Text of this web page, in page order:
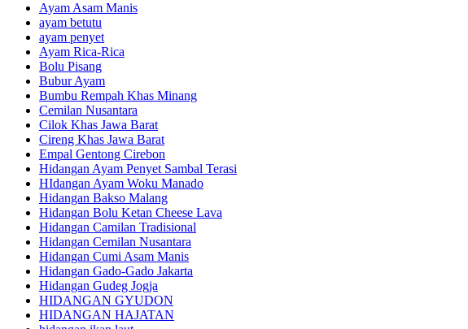
Ayam Asam Manis
ayam betutu
ayam penyet
Ayam Rica-Rica
Bolu Pisang
Bubur Ayam
Bumbu Rempah Khas Minang
Cemilan Nusantara
Cilok Khas Jawa Barat
Cireng Khas Jawa Barat
Empal Gentong Cirebon
Hidangan Ayam Penyet Sambal Terasi
HIdangan Ayam Woku Manado
Hidangan Bakso Malang
Hidangan Bolu Ketan Cheese Lava
Hidangan Camilan Tradisional
Hidangan Cemilan Nusantara
Hidangan Cumi Asam Manis
Hidangan Gado-Gado Jakarta
Hidangan Gudeg Jogja
HIDANGAN GYUDON
HIDANGAN HAJATAN